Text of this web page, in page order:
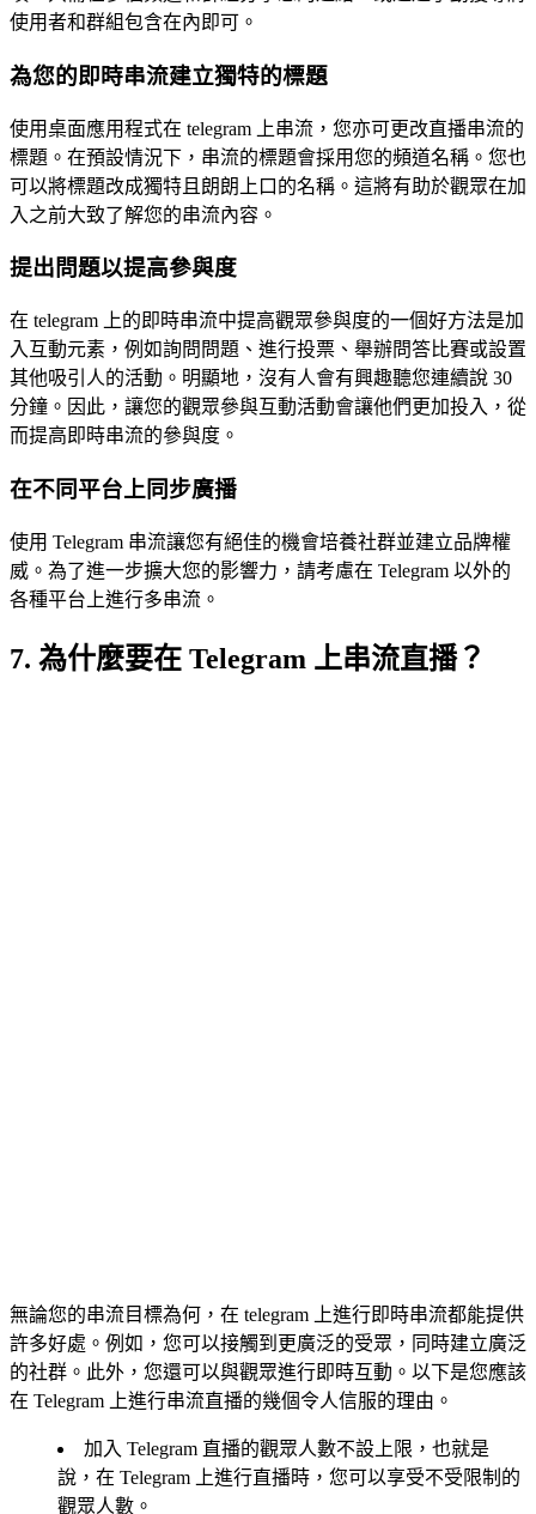
使用者和群組包含在內即可。
為您的即時串流建立獨特的標題
使用桌面應用程式在 telegram 上串流，您亦可更改直播串流的
標題。在預設情況下，串流的標題會採用您的頻道名稱。您也
可以將標題改成獨特且朗朗上口的名稱。這將有助於觀眾在加
入之前大致了解您的串流內容。
提出問題以提高參與度
在 telegram 上的即時串流中提高觀眾參與度的一個好方法是加
入互動元素，例如詢問問題、進行投票、舉辦問答比賽或設置
其他吸引人的活動。明顯地，沒有人會有興趣聽您連續說 30
分鐘。因此，讓您的觀眾參與互動活動會讓他們更加投入，從
而提高即時串流的參與度。
在不同平台上同步廣播
使用 Telegram 串流讓您有絕佳的機會培養社群並建立品牌權
威。為了進一步擴大您的影響力，請考慮在 Telegram 以外的
各種平台上進行多串流。
7. 為什麼要在 Telegram 上串流直播？
無論您的串流目標為何，在 telegram 上進行即時串流都能提供
許多好處。例如，您可以接觸到更廣泛的受眾，同時建立廣泛
的社群。此外，您還可以與觀眾進行即時互動。以下是您應該
在 Telegram 上進行串流直播的幾個令人信服的理由。
加入 Telegram 直播的觀眾人數不設上限，也就是
說，在 Telegram 上進行直播時，您可以享受不受限制的
觀眾人數。